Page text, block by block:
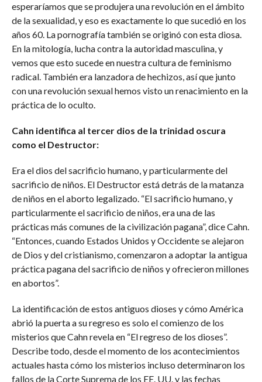
esperaríamos que se produjera una revolución en el ámbito
de la sexualidad, y eso es exactamente lo que sucedió en los
años 60. La pornografía también se originó con esta diosa.
En la mitología, lucha contra la autoridad masculina, y
vemos que esto sucede en nuestra cultura de feminismo
radical. También era lanzadora de hechizos, así que junto
con una revolución sexual hemos visto un renacimiento en la
práctica de lo oculto.
Cahn identifica al tercer dios de la trinidad oscura
como el Destructor:
Era el dios del sacrificio humano, y particularmente del
sacrificio de niños. El Destructor está detrás de la matanza
de niños en el aborto legalizado. “El sacrificio humano, y
particularmente el sacrificio de niños, era una de las
prácticas más comunes de la civilización pagana”, dice Cahn.
“Entonces, cuando Estados Unidos y Occidente se alejaron
de Dios y del cristianismo, comenzaron a adoptar la antigua
práctica pagana del sacrificio de niños y ofrecieron millones
en abortos”.
La identificación de estos antiguos dioses y cómo América
abrió la puerta a su regreso es solo el comienzo de los
misterios que Cahn revela en “El regreso de los dioses”.
Describe todo, desde el momento de los acontecimientos
actuales hasta cómo los misterios incluso determinaron los
fallos de la Corte Suprema de los EE. UU. y las fechas